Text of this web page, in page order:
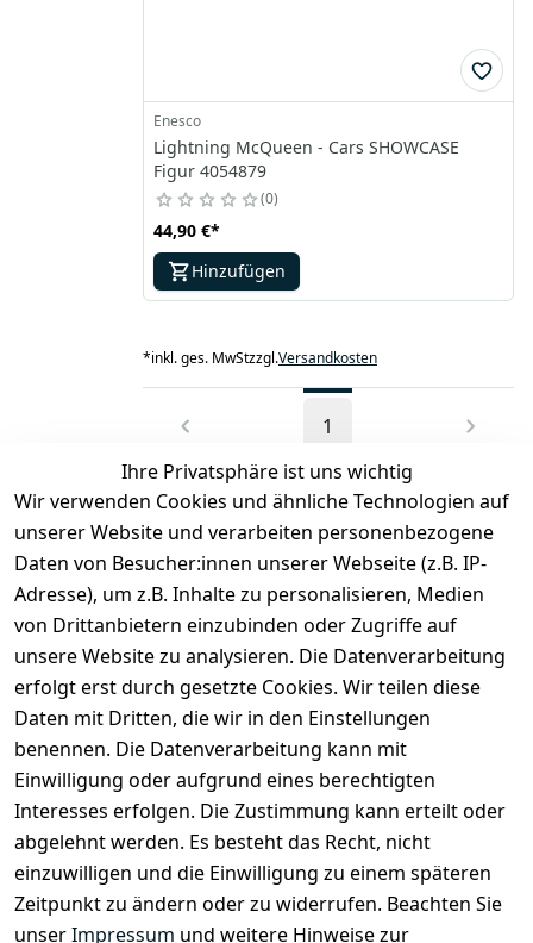
Enesco
Lightning McQueen - Cars SHOWCASE
Figur 4054879
0
44,90 €*
Hinzufügen
*inkl. ges. MwStzzgl.Versandkosten
1
Ihre Privatsphäre ist uns wichtig
Wir verwenden Cookies und ähnliche Technologien auf
unserer Website und verarbeiten personenbezogene
Daten von Besucher:innen unserer Webseite (z.B. IP-
Adresse), um z.B. Inhalte zu personalisieren, Medien
von Drittanbietern einzubinden oder Zugriffe auf
unsere Website zu analysieren. Die Datenverarbeitung
erfolgt erst durch gesetzte Cookies. Wir teilen diese
Daten mit Dritten, die wir in den Einstellungen
benennen. Die Datenverarbeitung kann mit
Einwilligung oder aufgrund eines berechtigten
Interesses erfolgen. Die Zustimmung kann erteilt oder
abgelehnt werden. Es besteht das Recht, nicht
einzuwilligen und die Einwilligung zu einem späteren
Zeitpunkt zu ändern oder zu widerrufen. Beachten Sie
unserImpressum und weitere Hinweise zur
Rechtliches
Impressum
AGB
Datenschutze
rklärung
Widerrufsbe
lehrung
Muster-
Widerrufsfo
rmular
Barrierefreihe
Kontakt
Kontakt
Registrieren